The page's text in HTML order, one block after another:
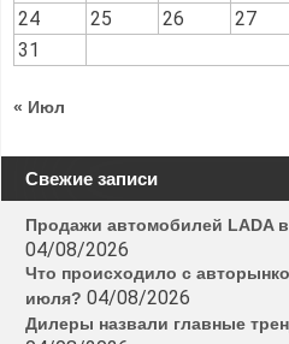
24
25 26 27
31
« Июл
Свежие записи
Продажи автомобилей LADA
04/08/2026
Что происходило с
июля? 04/08/2026
Дилеры назвали главные